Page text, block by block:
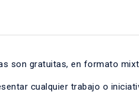
son gratuitas, en formato
cualquier trabajo o